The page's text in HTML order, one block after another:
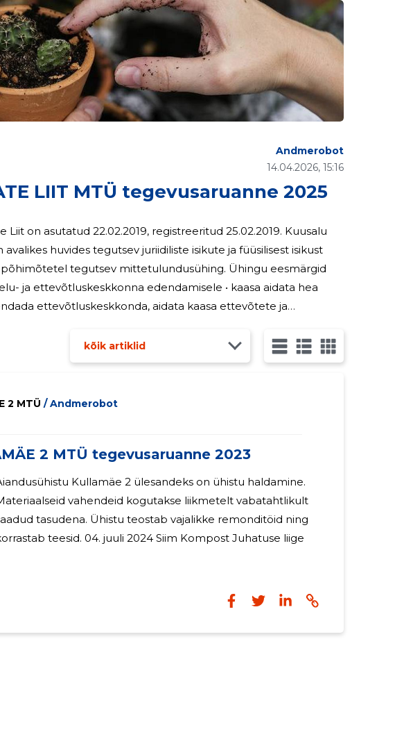
LIIT MTÜ tegevusaruanne 2025
14.04.2026, 15:16
Andmerobot
asutatud 22.02.2019, registreeritud 25.02.2019. Kuusalu
huvides tegutsev juriidiliste isikute ja füüsilisest isikust
tegutsev mittetulundusühing. Ühingu eesmärgid
ja ettevõtluskeskkonna edendamisele • kaasa aidata hea
ettevõtluskeskkonda, aidata kaasa ettevõtete ja
kõik artiklid
2 MTÜ / Andmerobot
2 MTÜ tegevusaruanne 2023
Kullamäe 2 ülesandeks on ühistu haldamine.
vahendeid kogutakse liikmetelt vabatahtlikult
tasudena. Ühistu teostab vajalikke remonditöid ning
korrastab teesid. 04. juuli 2024 Siim Kompost Juhatuse liige